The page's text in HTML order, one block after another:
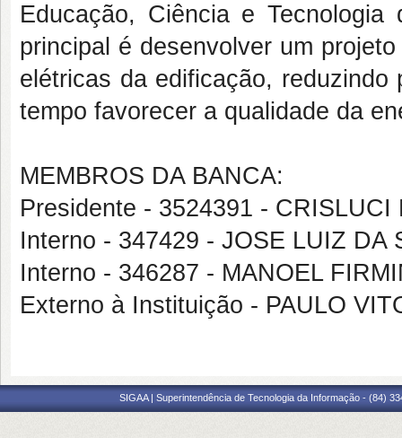
Educação, Ciência e
principal é desenvolver um
elétricas da edificação,
tempo favorecer a qualidade da
MEMBROS DA BANCA:
Presidente - 3524391 -
Interno - 347429 - JOSE LUIZ DA
Interno - 346287 - MANOEL
Externo à Instituição - PAULO
SIGAA | Superintendência de Tecnologia da Informação - (84)